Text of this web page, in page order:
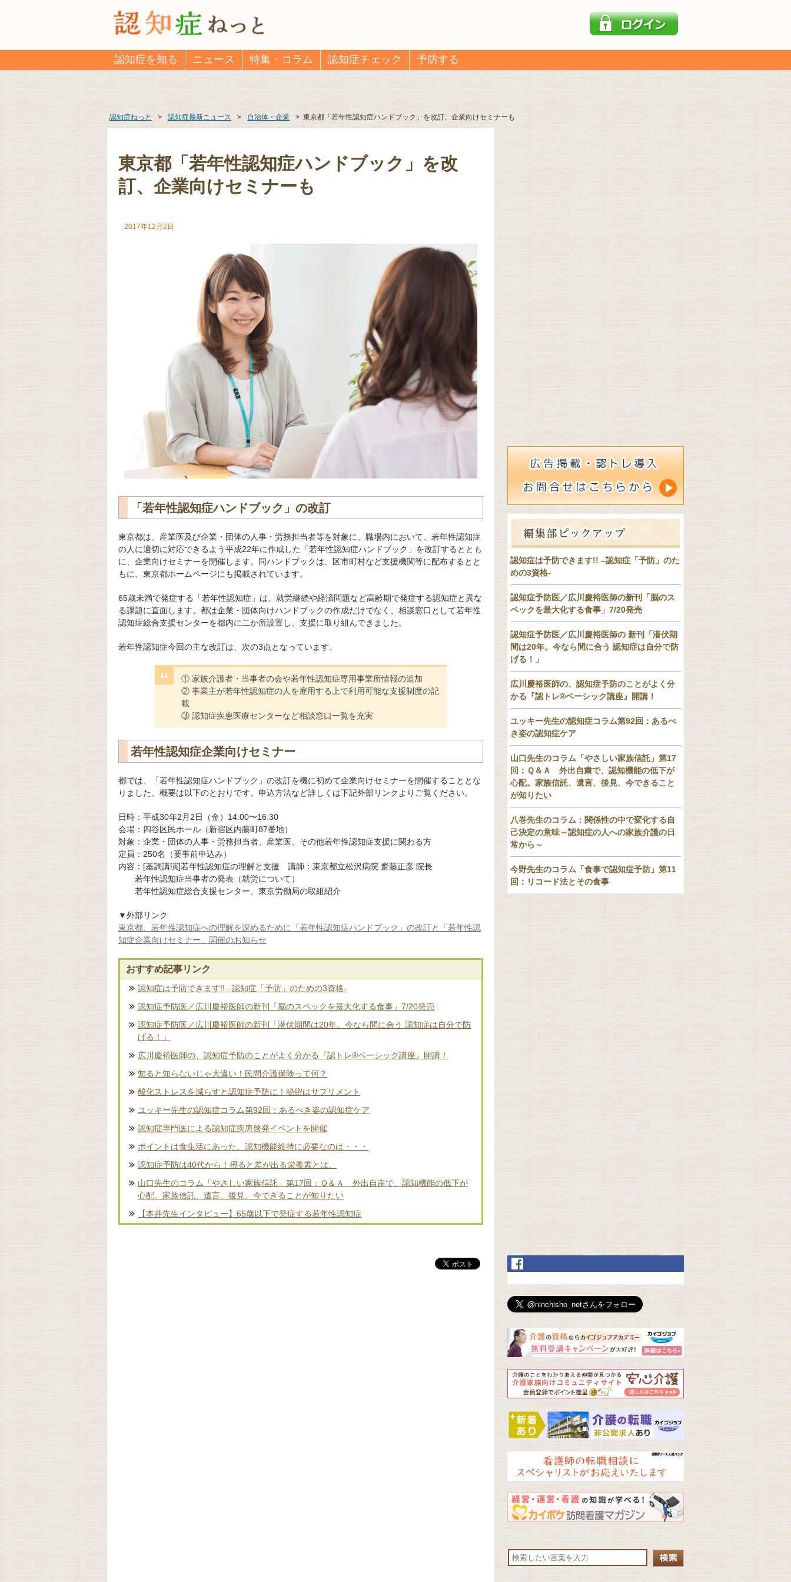
認知症を知る ニュース 特集・コラム 認知症チェック 予防する
認知症ねっと > 認知症最新ニュース > 自治体・企業 > 東京都「若年性認知症ハンドブック」を改訂、企業向けセミナーも
東京都「若年性認知症ハンドブック」を改
訂、企業向けセミナーも
2017年12月2日
「若年性認知症ハンドブック」の改訂
東京都は、産業医及び企業・団体の人事・労務担当者等を対象に、職場内において、若年性認知症
の人に適切に対応できるよう平成22年に作成した「若年性認知症ハンドブック」を改訂するととも
に、企業向けセミナーを開催します。同ハンドブックは、区市町村など支援機関等に配布するとと
もに、東京都ホームページにも掲載されています。
65歳未満で発症する「若年性認知症」は、就労継続や経済問題など高齢期で発症する認知症と異な
る課題に直面します。都は企業・団体向けハンドブックの作成だけでなく、相談窓口として若年性
認知症総合支援センターを都内に二か所設置し、支援に取り組んできました。
若年性認知症今回の主な改訂は、次の3点となっています。
① 家族介護者・当事者の会や若年性認知症専用事業所情報の追加
② 事業主が若年性認知症の人を雇用する上で利用可能な支援制度の記
載
③ 認知症疾患医療センターなど相談窓口一覧を充実
若年性認知症企業向けセミナー
都では、「若年性認知症ハンドブック」の改訂を機に初めて企業向けセミナーを開催することとな
りました。概要は以下のとおりです。申込方法など詳しくは下記外部リンクよりご覧ください。
日時：平成30年2月2日（金）14:00〜16:30
会場：四谷区民ホール（新宿区内藤町87番地）
対象：企業・団体の人事・労務担当者、産業医、その他若年性認知症支援に関わる方
定員：250名（要事前申込み）
内容：[基調講演]若年性認知症の理解と支援 講師：東京都立松沢病院 齋藤正彦 院長
若年性認知症当事者の発表（就労について）
若年性認知症総合支援センター、東京労働局の取組紹介
▼外部リンク
東京都、若年性認知症への理解を深めるために「若年性認知症ハンドブック」の改訂と「若年性認
知症企業向けセミナー」開催のお知らせ
おすすめ記事リンク
認知症は予防できます!! –認知症「予防」のための3資格-
認知症予防医／広川慶裕医師の新刊「脳のスペックを最大化する食事」7/20発売
認知症予防医／広川慶裕医師の新刊「潜伏期間は20年。今なら間に合う 認知症は自分で防
げる！」
広川慶裕医師の、認知症予防のことがよく分かる『認トレ®️ベーシック講座』開講！
知ると知らないじゃ大違い！民間介護保険って何？
酸化ストレスを減らすと認知症予防に！秘密はサプリメント
ユッキー先生の認知症コラム第92回：あるべき姿の認知症ケア
認知症専門医による認知症疾患啓発イベントを開催
ポイントは食生活にあった。認知機能維持に必要なのは・・・
認知症予防は40代から！摂ると差が出る栄養素とは。
山口先生のコラム「やさしい家族信託」第17回：Ｑ＆Ａ 外出自粛で、認知機能の低下が
心配。家族信託、遺言、後見、今できることが知りたい
【本井先生インタビュー】65歳以下で発症する若年性認知症
認知症は予防できます!! –認知症「予防」のた
めの3資格-
認知症予防医／広川慶裕医師の新刊「脳のス
ペックを最大化する食事」7/20発売
認知症予防医／広川慶裕医師の 新刊「潜伏期
間は20年。今なら間に合う 認知症は自分で防
げる！」
広川慶裕医師の、認知症予防のことがよく分
かる『認トレ®️ベーシック講座』開講！
ユッキー先生の認知症コラム第92回：あるべ
き姿の認知症ケア
山口先生のコラム「やさしい家族信託」第17
回：Ｑ＆Ａ 外出自粛で、認知機能の低下が
心配。家族信託、遺言、後見、今できること
が知りたい
八巻先生のコラム：関係性の中で変化する自
己決定の意味～認知症の人への家族介護の日
常から～
今野先生のコラム「食事で認知症予防」第11
回：リコード法とその食事